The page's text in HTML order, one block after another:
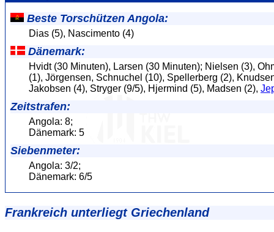
Beste Torschützen Angola:
Dias (5), Nascimento (4)
Dänemark:
Hvidt (30 Minuten), Larsen (30 Minuten); Nielsen (3),
(1), Jörgensen, Schnuchel (10), Spellerberg (2),
Jakobsen (4), Stryger (9/5), Hjermind (5), Madsen (2),
Zeitstrafen:
Angola: 8;
Dänemark: 5
Siebenmeter:
Angola: 3/2;
Dänemark: 6/5
Frankreich unterliegt Griechenland